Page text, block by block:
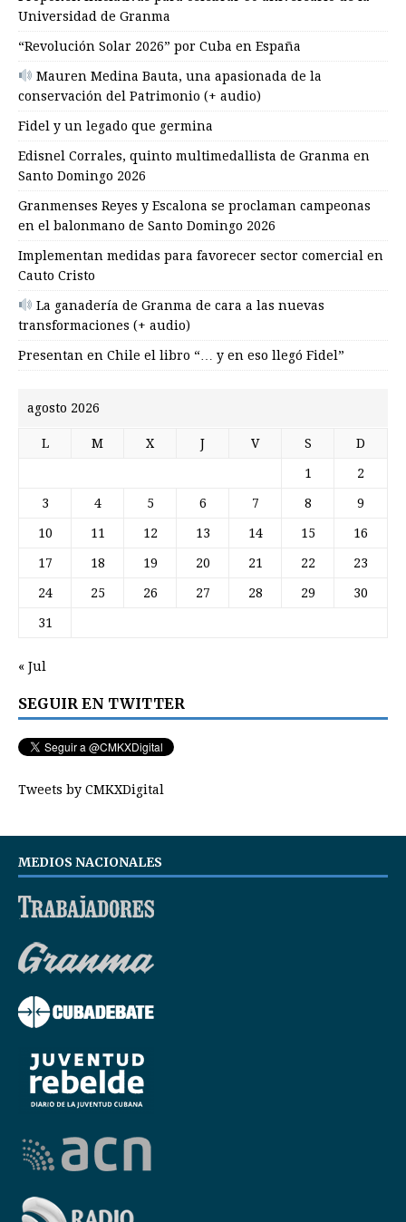
Universidad de Granma
“Revolución Solar 2026” por Cuba en España
Mauren Medina Bauta, una apasionada de la
conservación del Patrimonio (+ audio)
Fidel y un legado que germina
Edisnel Corrales, quinto multimedallista de Granma en
Santo Domingo 2026
Granmenses Reyes y Escalona se proclaman campeonas
en el balonmano de Santo Domingo 2026
Implementan medidas para favorecer sector comercial en
Cauto Cristo
La ganadería de Granma de cara a las nuevas
transformaciones (+ audio)
Presentan en Chile el libro “… y en eso llegó Fidel”
agosto 2026
L M X J V S D
1 2
3 4 5 6 7 8 9
10 11 12 13 14 15 16
17 18 19 20 21 22 23
24 25 26 27 28 29 30
31
« Jul
SEGUIR EN TWITTER
Tweets by CMKXDigital
MEDIOS NACIONALES